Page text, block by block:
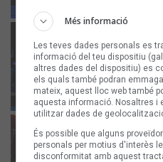
Més informació
Les teves dades personals es
informació del teu dispositiu
altres dades del dispositiu) es
els quals també podran
mateix, aquest lloc web també
aquesta informació. Nosaltres i
utilitzar dades de
És possible que alguns
personals per motius d'interès
disconformitat amb aquest